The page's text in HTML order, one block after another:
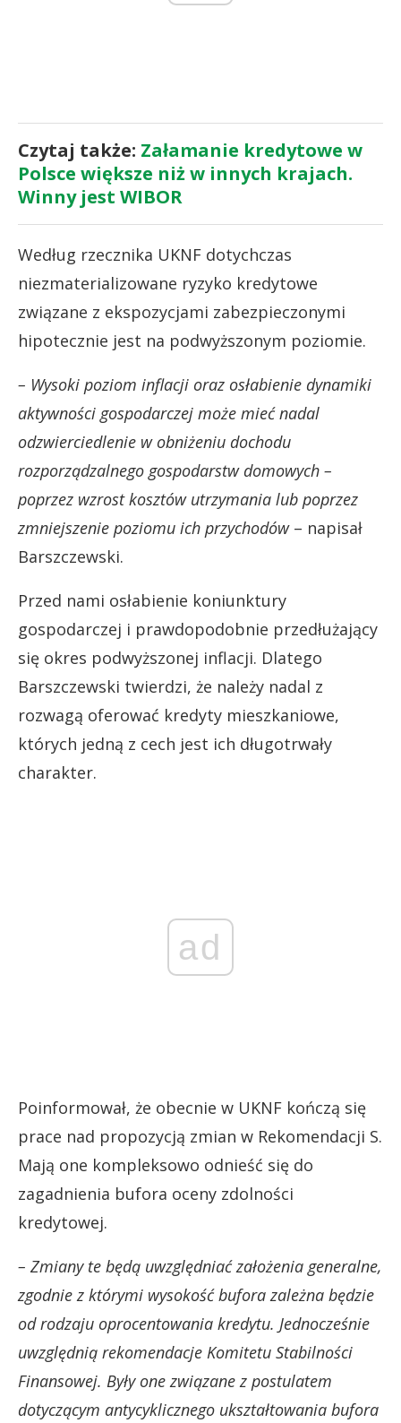
Czytaj także: Załamanie kredytowe w
Polsce większe niż w innych krajach.
Winny jest WIBOR
Według rzecznika UKNF dotychczas
niezmaterializowane ryzyko kredytowe
związane z ekspozycjami zabezpieczonymi
hipotecznie jest na podwyższonym poziomie.
– Wysoki poziom inflacji oraz osłabienie dynamiki
aktywności gospodarczej może mieć nadal
odzwierciedlenie w obniżeniu dochodu
rozporządzalnego gospodarstw domowych –
poprzez wzrost kosztów utrzymania lub poprzez
zmniejszenie poziomu ich przychodów– napisał
Barszczewski.
Przed nami osłabienie koniunktury
gospodarczej i prawdopodobnie przedłużający
się okres podwyższonej inflacji. Dlatego
Barszczewski twierdzi, że należy nadal z
rozwagą oferować kredyty mieszkaniowe,
których jedną z cech jest ich długotrwały
charakter.
ad
Poinformował, że obecnie w UKNF kończą się
prace nad propozycją zmian w Rekomendacji S.
Mają one kompleksowo odnieść się do
zagadnienia bufora oceny zdolności
kredytowej.
– Zmiany te będą uwzględniać założenia generalne,
zgodnie z którymi wysokość bufora zależna będzie
od rodzaju oprocentowania kredytu. Jednocześnie
uwzględnią rekomendacje Komitetu Stabilności
Finansowej. Były one związane z postulatem
dotyczącym antycyklicznego ukształtowania bufora